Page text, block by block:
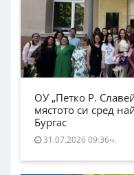
ОУ „Петко Р.
мястото си сред
Бургас
31.07.2026 09:36ч.